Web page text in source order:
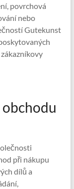
povrchová
nebo
Gutekunst
při nákupu
dílů a